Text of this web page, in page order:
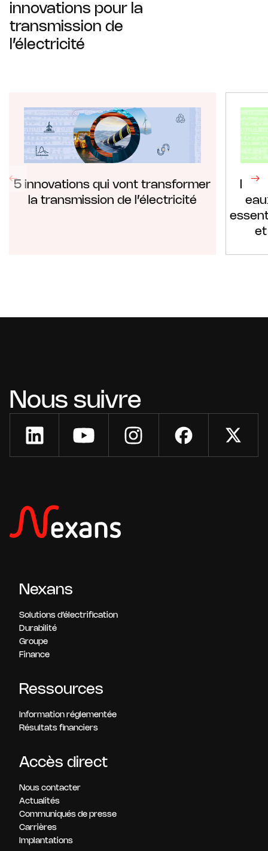
innovations pour la
transmission de
l’électricité
5 innovations qui vont transformer
la transmission de l’électricité
Nous suivre
Nexans
Solutions d’électrification
Durabilité
Groupe
Finance
Ressources
Information réglementée
Résultats financiers
Accès direct
Nous contacter
Actualités
Communiqués de presse
Carrières
Implantations